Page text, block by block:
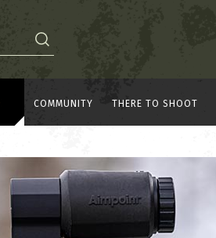
COMMUNITY THERE TO SHOOT